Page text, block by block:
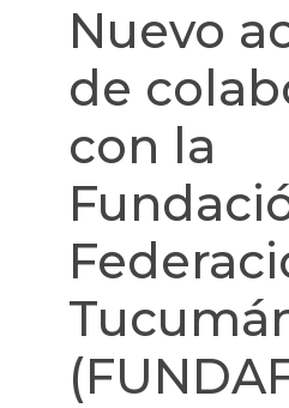
Nuevo
de
con la